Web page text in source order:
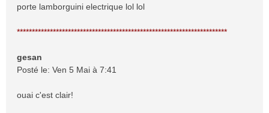
porte lamborguini electrique lol lol
**********************************************************************
gesan
Posté le: Ven 5 Mai à 7:41
ouai c'est clair!